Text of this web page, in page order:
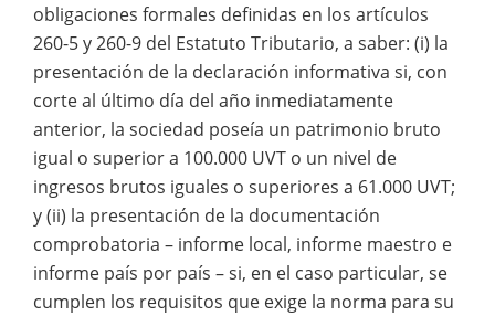
obligaciones formales definidas en los artículos
260-5 y 260-9 del Estatuto Tributario, a saber: (i) la
presentación de la declaración informativa si, con
corte al último día del año inmediatamente
anterior, la sociedad poseía un patrimonio bruto
igual o superior a 100.000 UVT o un nivel de
ingresos brutos iguales o superiores a 61.000 UVT;
y (ii) la presentación de la documentación
comprobatoria – informe local, informe maestro e
informe país por país – si, en el caso particular, se
cumplen los requisitos que exige la norma para su